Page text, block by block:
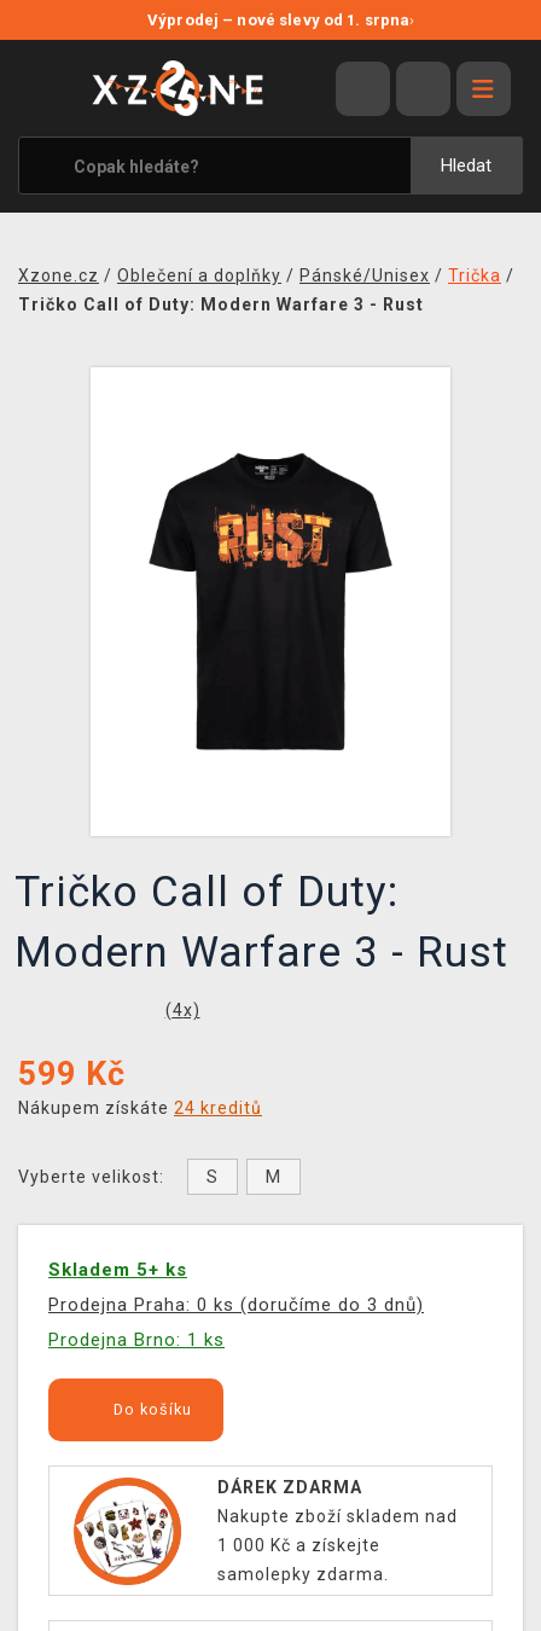
Výprodej – nové slevy od 1. srpna›
Hledat
VÝPRODEJ
VIDEOHRY
XZONE ORIGINALS
TÉMATIKY
MERCHANDISE
Xzone.cz / Oblečení a doplňky / Pánské/Unisex / Trička /
Tričko Call of Duty: Modern Warfare 3 - Rust
Tričko Call of Duty:
Modern Warfare 3 - Rust
(4x)
599 Kč
Nákupem získáte 24 kreditů
Vyberte velikost: S M
Skladem 5+ ks
Prodejna Praha: 0 ks (doručíme do 3 dnů)
Prodejna Brno: 1 ks
Do košíku
DÁREK ZDARMA
Nakupte zboží skladem nad
1 000 Kč a získejte
samolepky zdarma.